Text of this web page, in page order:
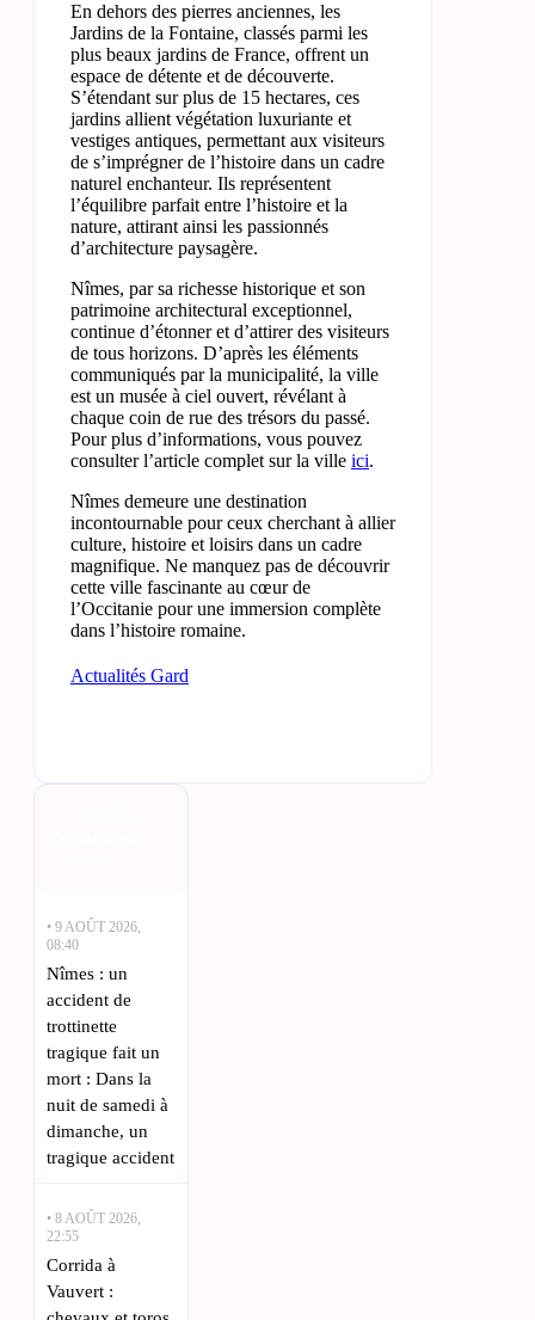
En dehors des pierres anciennes, les
Jardins de la Fontaine, classés parmi les
plus beaux jardins de France, offrent un
espace de détente et de découverte.
S’étendant sur plus de 15 hectares, ces
jardins allient végétation luxuriante et
vestiges antiques, permettant aux visiteurs
de s’imprégner de l’histoire dans un cadre
naturel enchanteur. Ils représentent
l’équilibre parfait entre l’histoire et la
nature, attirant ainsi les passionnés
d’architecture paysagère.
Nîmes, par sa richesse historique et son
patrimoine architectural exceptionnel,
continue d’étonner et d’attirer des visiteurs
de tous horizons. D’après les éléments
communiqués par la municipalité, la ville
est un musée à ciel ouvert, révélant à
chaque coin de rue des trésors du passé.
Pour plus d’informations, vous pouvez
consulter l’article complet sur la ville ici.
Nîmes demeure une destination
incontournable pour ceux cherchant à allier
culture, histoire et loisirs dans un cadre
magnifique. Ne manquez pas de découvrir
cette ville fascinante au cœur de
l’Occitanie pour une immersion complète
dans l’histoire romaine.
Actualités Gard
• 9 AOÛT 2026,
08:40
Nîmes : un
accident de
trottinette
tragique fait un
mort : Dans la
nuit de samedi à
dimanche, un
tragique accident
• 8 AOÛT 2026,
22:55
Corrida à
Vauvert :